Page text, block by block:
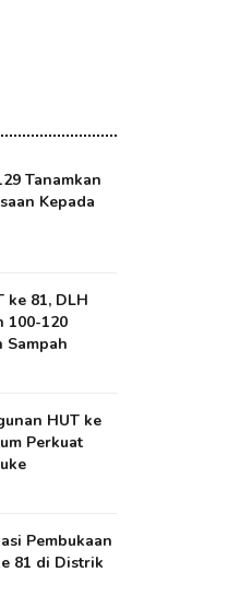
Tanamkan
Kepada
ke 81, DLH
100-120
Sampah
HUT ke
Perkuat
Pembukaan
81 di Distrik